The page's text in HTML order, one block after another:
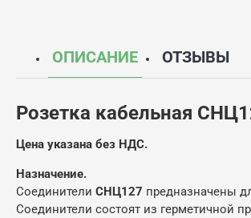
ОПИСАНИЕ ОТЗЫВЫ
Розетка кабельная
Цена указана без НДС.
Назначение.
Соединители СНЦ127 предназначены
Соединители состоят из герметичной